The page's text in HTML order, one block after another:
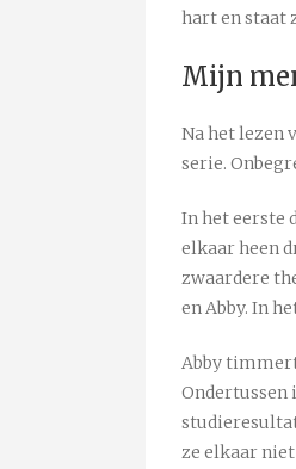
hart en staat
Mijn
Na het lezen
serie.
In het eerste
elkaar heen
zwaardere
en Abby. In
Abby
Ondertussen
ze elkaar